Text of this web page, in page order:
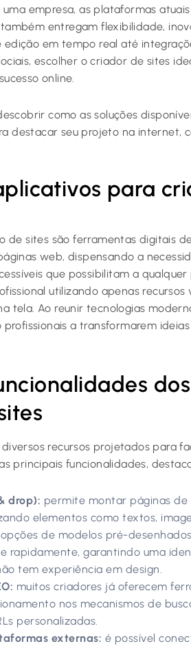
empresa, as plataformas
entregam flexibilidade,
edição em tempo real até
escolher o criador de sites
online.
como as soluções
destacar seu projeto na internet,
para
de sites são ferramentas digitais
web, dispensando a
que possibilitam a
utilizando apenas
tela. Ao reunir tecnologias
a transformarem
diversos recursos projetados para
principais funcionalidades,
drop): permite montar páginas
elementos como textos,
opções de modelos pré-
rapidamente, garantindo uma
tem experiência em design.
muitos criadores já oferecem
nos mecanismos de
personalizadas.
externas: é possível